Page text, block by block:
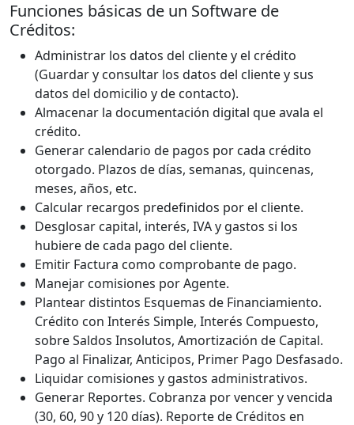
Funciones básicas de un Software de
Créditos:
Administrar los datos del cliente y el crédito
(Guardar y consultar los datos del cliente y sus
datos del domicilio y de contacto).
Almacenar la documentación digital que avala el
crédito.
Generar calendario de pagos por cada crédito
otorgado. Plazos de días, semanas, quincenas,
meses, años, etc.
Calcular recargos predefinidos por el cliente.
Desglosar capital, interés, IVA y gastos si los
hubiere de cada pago del cliente.
Emitir Factura como comprobante de pago.
Manejar comisiones por Agente.
Plantear distintos Esquemas de Financiamiento.
Crédito con Interés Simple, Interés Compuesto,
sobre Saldos Insolutos, Amortización de Capital.
Pago al Finalizar, Anticipos, Primer Pago Desfasado.
Liquidar comisiones y gastos administrativos.
Generar Reportes. Cobranza por vencer y vencida
(30, 60, 90 y 120 días). Reporte de Créditos en